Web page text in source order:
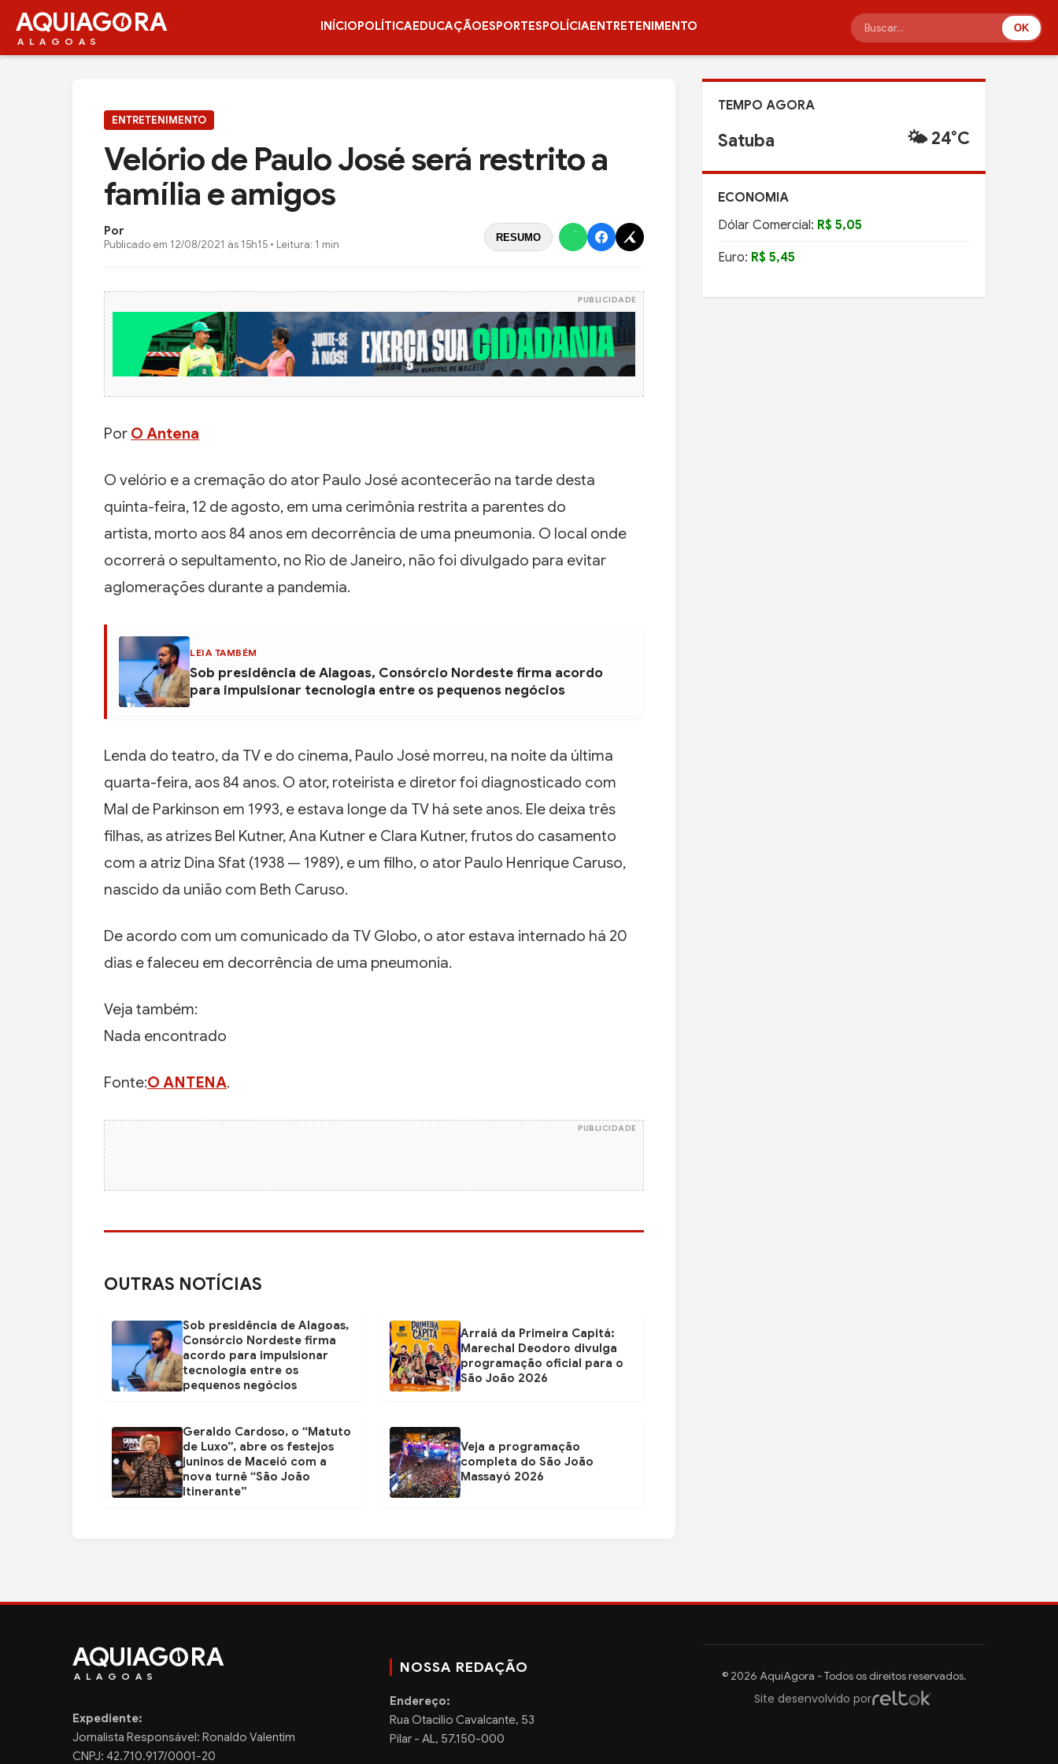
AQUIAG RA
ALAGOAS
INÍCIOPOLÍTICAEDUCAÇÃOESPORTESPOLÍCIAENTRETENIMENTO OK
ENTRETENIMENTO
Velório de Paulo José será restrito a
família e amigos
Por
Publicado em 12/08/2021 às 15h15 • Leitura: 1 min
RESUMO
PUBLICIDADE
Por O Antena
O velório e a cremação do ator Paulo José acontecerão na tarde desta
quinta-feira, 12 de agosto, em uma cerimônia restrita a parentes do
artista, morto aos 84 anos em decorrência de uma pneumonia. O local onde
ocorrerá o sepultamento, no Rio de Janeiro, não foi divulgado para evitar
aglomerações durante a pandemia.
LEIA TAMBÉM
Sob presidência de Alagoas, Consórcio Nordeste firma acordo
para impulsionar tecnologia entre os pequenos negócios
Lenda do teatro, da TV e do cinema, Paulo José morreu, na noite da última
quarta-feira, aos 84 anos. O ator, roteirista e diretor foi diagnosticado com
Mal de Parkinson em 1993, e estava longe da TV há sete anos. Ele deixa três
filhas, as atrizes Bel Kutner, Ana Kutner e Clara Kutner, frutos do casamento
com a atriz Dina Sfat (1938 — 1989), e um filho, o ator Paulo Henrique Caruso,
nascido da união com Beth Caruso.
De acordo com um comunicado da TV Globo, o ator estava internado há 20
dias e faleceu em decorrência de uma pneumonia.
Veja também:
Nada encontrado
Fonte:O ANTENA.
PUBLICIDADE
OUTRAS NOTÍCIAS
Sob presidência de Alagoas,
Consórcio Nordeste firma
acordo para impulsionar
tecnologia entre os
pequenos negócios
Arraiá da Primeira Capitá:
Marechal Deodoro divulga
programação oficial para o
São João 2026
Geraldo Cardoso, o “Matuto
de Luxo”, abre os festejos
juninos de Maceió com a
nova turnê “São João
Itinerante”
Veja a programação
completa do São João
Massayó 2026
TEMPO AGORA
Satuba 🌤️ 24°C
ECONOMIA
Dólar Comercial: R$ 5,05
Euro: R$ 5,45
AQUIAG RA
ALAGOAS
Expediente:
Jornalista Responsável: Ronaldo Valentim
CNPJ: 42.710.917/0001-20
NOSSA REDAÇÃO
Endereço:
Rua Otacilio Cavalcante, 53
Pilar - AL, 57.150-000
© 2026 AquiAgora - Todos os direitos reservados.
Site desenvolvido por